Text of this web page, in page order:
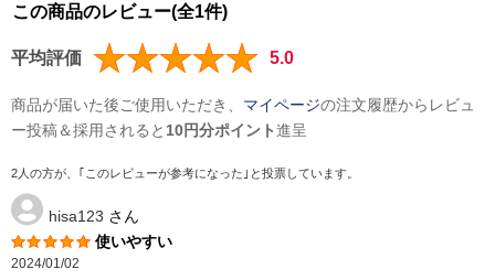
この商品のレビュー(全1件)
平均評価 5.0
商品が届いた後ご使用いただき、 マイページの注文履歴からレビュ
ー投稿＆採用されると 10円分ポイント進呈
2人の方が、｢このレビューが参考になった｣と投票しています。
hisa123 さん
使いやすい
2024/01/02